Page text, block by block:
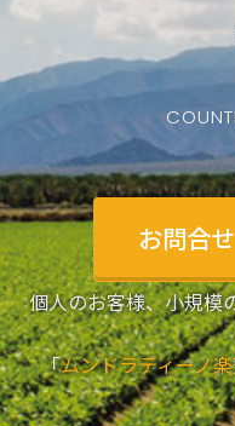
お問合
個人のお客様、小規模
「ムンドラティーノ